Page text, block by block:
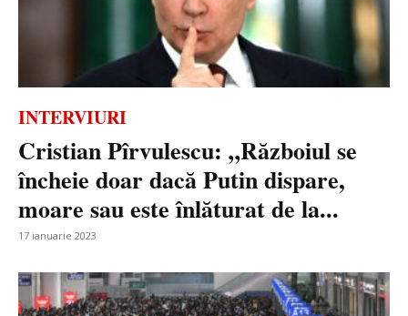
INTERVIURI
Cristian Pîrvulescu: „Războiul se
încheie doar dacă Putin dispare,
moare sau este înlăturat de la...
17 ianuarie 2023